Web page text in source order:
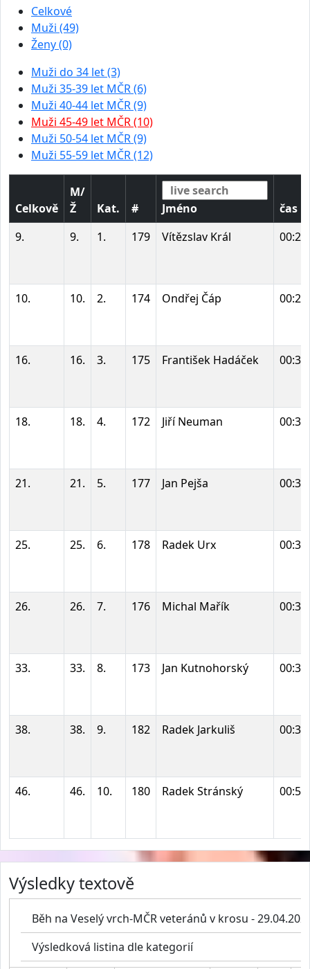
Celkové
Muži (49)
Ženy (0)
Muži do 34 let (3)
Muži 35-39 let MČR (6)
Muži 40-44 let MČR (9)
Muži 45-49 let MČR (10)
Muži 50-54 let MČR (9)
Muži 55-59 let MČR (12)
Celkově
M/
Ž
Kat. # Jméno
čas
9.
9. 1. 179 Vítězslav Král
10. 10. 2. 174 Ondřej Čáp
16. 16. 3. 175 František Hadáček
18. 18. 4. 172 Jiří Neuman
21. 21. 5. 177 Jan Pejša
25. 25. 6. 178 Radek Urx
26. 26. 7. 176 Michal Mařík
33. 33. 8. 173 Jan Kutnohorský
38. 38. 9. 182 Radek Jarkuliš
46. 46. 10. 180 Radek Stránský
Výsledky textově
Běh na Veselý vrch-MČR veteránů v krosu -
Výsledková listina dle kategorií